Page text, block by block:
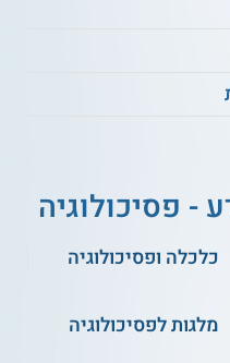
עלולה להשתנות
- פסיכולוגיה
כלכלה ופסיכולוגיה
מלגות לפסיכולוגיה